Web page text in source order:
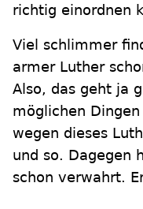
richtig einordnen
Viel schlimmer
armer Luther
Also, das geht ja
möglichen
wegen dieses
und so. Dagegen
schon verwahrt.